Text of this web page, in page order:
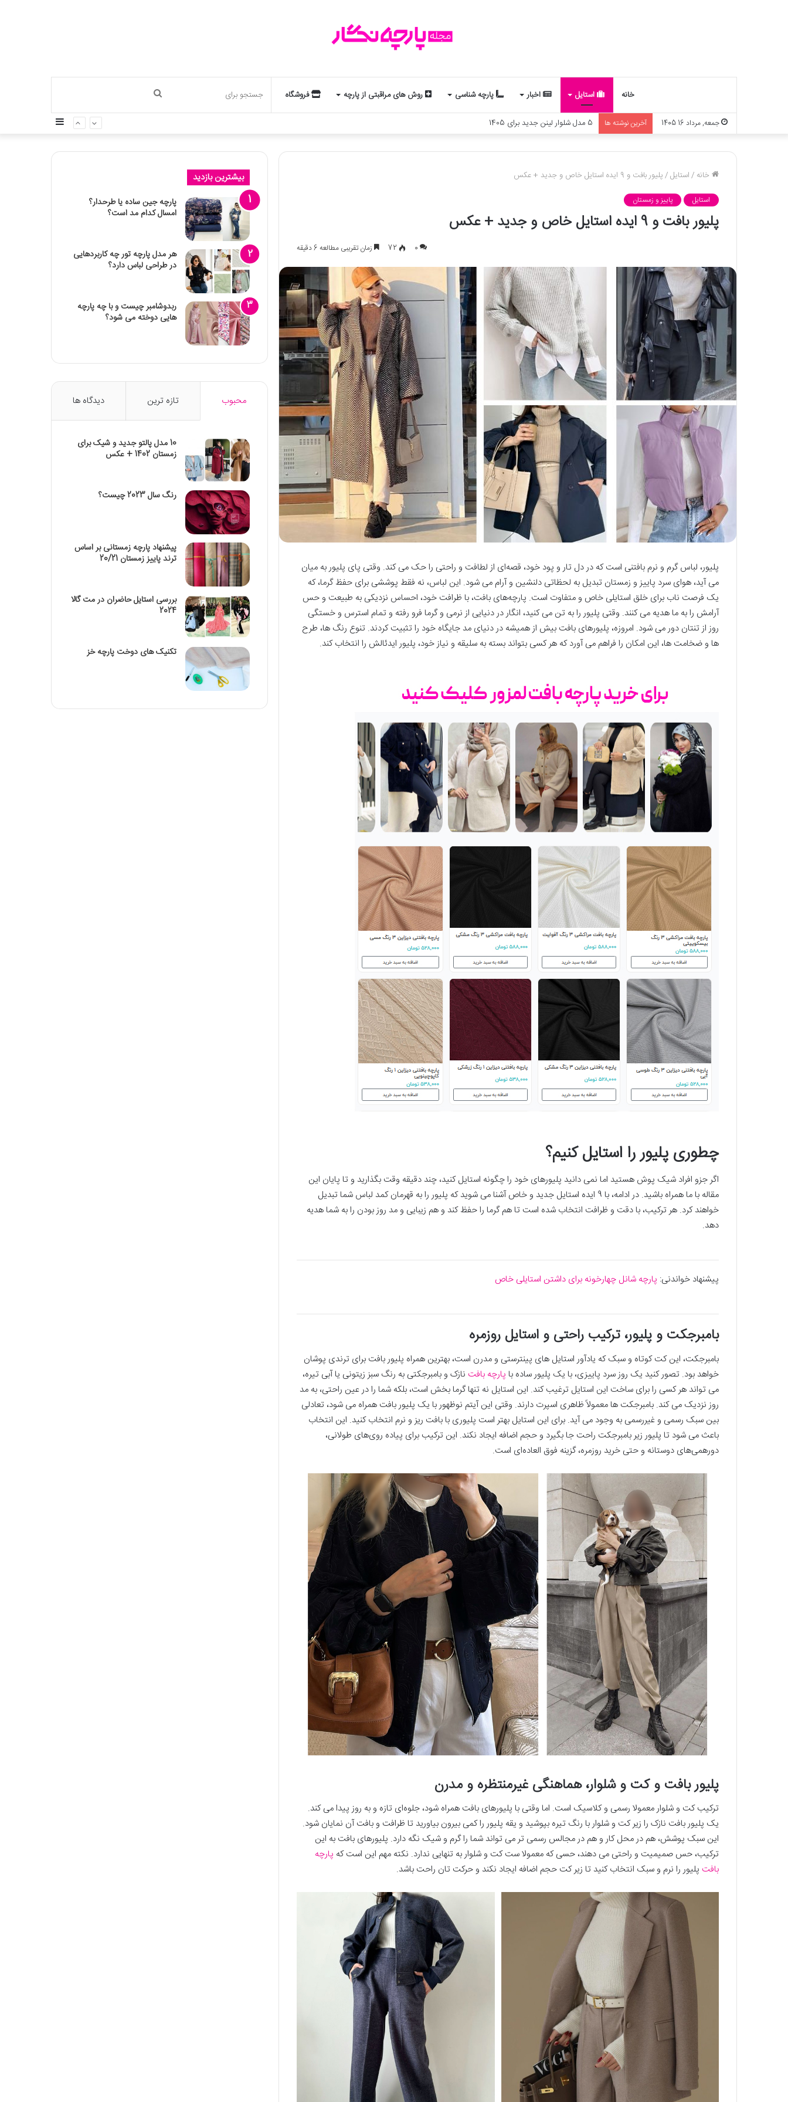
خانه استایل اخبار پارچه شناسی روش های مراقبتی از پارچه فروشگاه
جمعه, مرداد 16 1405 آخرین نوشته ها چه ارتباطی بین ماه تولد و استایل شماست؟ یک تحلیل جذاب از مد و زودیاک
خانه /استایل/پلیور بافت و 9 ایده استایل خاص و جدید + عکس
استایل پاییز و زمستان
پلیور بافت و 9 ایده استایل خاص و جدید + عکس
0
72 زمان تقریبی مطالعه 6 دقیقه
پلیور، لباس گرم و نرم بافتنی است که در دل تار و پود خود، قصه‌ای از لطافت و راحتی را حک می ‌کند. وقتی پای پلیور به میان
می‌ آید، هوای سرد پاییز و زمستان تبدیل به لحظاتی دلنشین و آرام می‌ شود. این لباس، نه فقط پوششی برای حفظ گرما، که
یک فرصت ناب برای خلق استایلی خاص و متفاوت است. پارچه‌های بافت، با ظرافت خود، احساس نزدیکی به طبیعت و حس
آرامش را به ما هدیه می ‌کنند. وقتی پلیور را به تن می ‌کنید، انگار در دنیایی از نرمی و گرما فرو رفته و تمام استرس و خستگی
روز از تنتان دور می‌ شود. امروزه، پلیورهای بافت بیش از همیشه در دنیای مد جایگاه خود را تثبیت کردند. تنوع رنگ ‌ها، طرح‌
ها و ضخامت‌ ها، این امکان را فراهم می ‌آورد که هر کسی بتواند بسته به سلیقه و نیاز خود، پلیور ایدئالش را انتخاب کند.
چطوری پلیور را استایل کنیم؟
اگر جزو افراد شیک پوش هستید اما نمی دانید پلیورهای خود را چگونه استایل کنید، چند دقیقه وقت بگذارید و تا پایان این
مقاله با ما همراه باشید. در ادامه، با 9 ایده استایل جدید و خاص آشنا می ‌شوید که پلیور را به قهرمان کمد لباس شما تبدیل
خواهند کرد. هر ترکیب، با دقت و ظرافت انتخاب شده است تا هم گرما را حفظ کند و هم زیبایی و مد روز بودن را به شما هدیه
دهد.
پیشنهاد خواندنی: پارچه شانل چهارخونه برای داشتن استایلی خاص
بامبرجکت و پلیور، ترکیب راحتی و استایل روزمره
بامبرجکت، این کت کوتاه و سبک که یادآور استایل های پینترستی و مدرن است، بهترین همراه پلیور بافت برای ترندی پوشان
خواهد بود. تصور کنید یک روز سرد پاییزی، با یک پلیور ساده با پارچه بافت نازک و بامبرجکتی به رنگ سبز زیتونی یا آبی تیره،
می تواند هر کسی را برای ساخت این استایل ترغیب کند. این استایل نه تنها گرما بخش است، بلکه شما را در عین راحتی، به مد
روز نزدیک می ‌کند. بامبرجکت ‌ها معمولاً ظاهری اسپرت دارند. وقتی این آیتم نوظهور با یک پلیور بافت همراه می شود، تعادلی
بین سبک رسمی و غیررسمی به وجود می آید. برای این استایل بهتر است پلیوری با بافت ریز و نرم انتخاب کنید. این انتخاب
باعث می شود تا پلیور زیر بامبرجکت راحت جا بگیرد و حجم اضافه ایجاد نکند. این ترکیب برای پیاده‌ روی‌های طولانی،
دورهمی‌های دوستانه و حتی خرید روزمره، گزینه فوق العاده‌ای است.
پلیور بافت و کت‌ و شلوار، هماهنگی غیرمنتظره و مدرن
ترکیب کت ‌و شلوار معمولا رسمی و کلاسیک است. اما وقتی با پلیورهای بافت همراه شود، جلوه‌ای تازه و به‌ روز پیدا می ‌کند.
یک پلیور بافت نازک را زیر کت‌ و شلوار با رنگ تیره بپوشید و یقه پلیور را کمی بیرون بیاورید تا ظرافت و بافت آن نمایان شود.
این سبک پوشش، هم در محل کار و هم در مجالس رسمی ‌تر می‌ تواند شما را گرم و شیک نگه دارد. پلیورهای بافت به این
ترکیب، حس صمیمیت و راحتی می‌ دهند، حسی که معمولا ست کت‌ و شلوار به تنهایی ندارد. نکته مهم این است که پارچه
بافت پلیور را نرم و سبک انتخاب کنید تا زیر کت حجم اضافه ایجاد نکند و حرکت ‌تان راحت باشد.
بیشترین بازدید
پارچه جین ساده یا طرحدار؟
امسال کدام مد است؟
هر مدل پارچه تور چه کاربردهایی
در طراحی لباس دارد؟
ربدوشامبر چیست و با چه پارچه
هایی دوخته می شود؟
محبوب تازه ترین دیدگاه ها
10 مدل پالتو جدید و شیک برای
زمستان 1402 + عکس
رنگ سال 2023 چیست؟
پیشنهاد پارچه زمستانی بر اساس
ترند پاییز زمستان 20/21
بررسی استایل حاضران در مت گالا
2024
تکنیک‌ های دوخت پارچه خز